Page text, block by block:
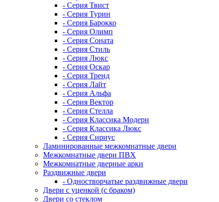
- Серия Твист
- Серия Турин
- Серия Барокко
- Серия Олимп
- Серия Соната
- Серия Стиль
- Серия Люкс
- Серия Оскар
- Серия Тренд
- Серия Лайт
- Серия Альфа
- Серия Вектор
- Серия Стелла
- Серия Классика Модерн
- Серия Классика Люкс
- Серия Сириус
Ламинированные межкомнатные двери
Межкомнатные двери ПВХ
Межкомнатные дверные арки
Раздвижные двери
- Одностворчатые раздвижные двери
Двери с уценкой (с браком)
Двери со стеклом